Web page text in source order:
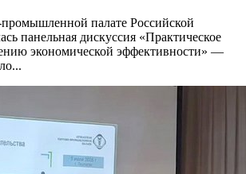
палате Российской
панельная дискуссия «Практическое
экономической эффективности» —